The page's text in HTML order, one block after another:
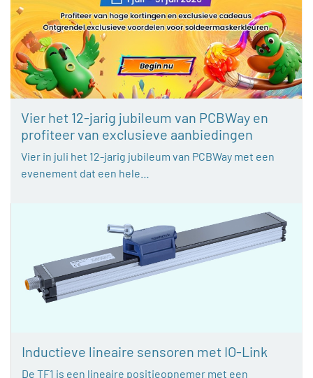
Vier het 12-jarig jubileum van PCBWay en
profiteer van exclusieve aanbiedingen
Vier in juli het 12-jarig jubileum van PCBWay met een
evenement dat een hele…
Inductieve lineaire sensoren met IO-Link
De TF1 is een lineaire positieopnemer met een